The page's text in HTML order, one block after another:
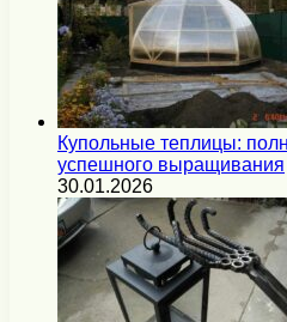
Купольные теплицы:
успешного выращивания
30.01.2026